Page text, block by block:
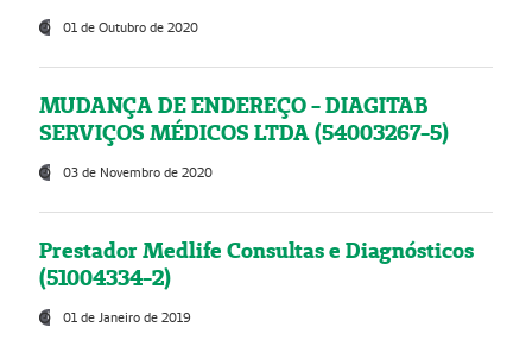
01 de Outubro de 2020
MUDANÇA DE ENDEREÇO - DIAGITAB
SERVIÇOS MÉDICOS LTDA (54003267-5)
03 de Novembro de 2020
Prestador Medlife Consultas e Diagnósticos
(51004334-2)
01 de Janeiro de 2019